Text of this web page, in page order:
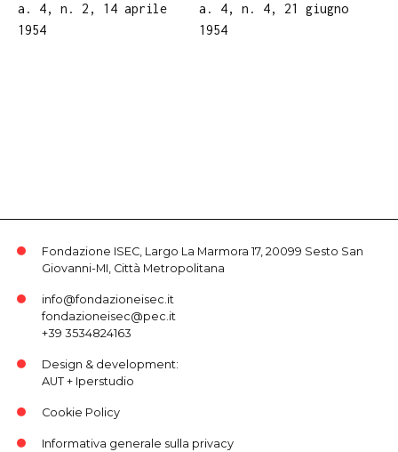
a. 4, n. 2, 14 aprile
1954
a. 4, n. 4, 21 giugno
1954
Fondazione ISEC, Largo La Marmora 17, 20099 Sesto San
Giovanni-MI, Città Metropolitana
info@fondazioneisec.it
fondazioneisec@pec.it
+39 3534824163
Design & development:
AUT+ Iperstudio
Cookie Policy
Informativa generale sulla privacy